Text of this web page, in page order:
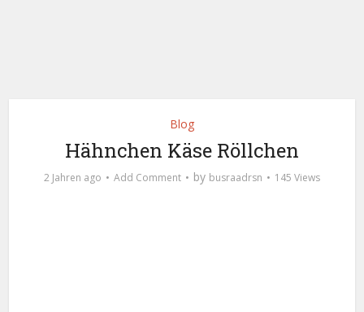
Blog
Hähnchen Käse Röllchen
2 Jahren ago Add Comment by busraadrsn 145 Views